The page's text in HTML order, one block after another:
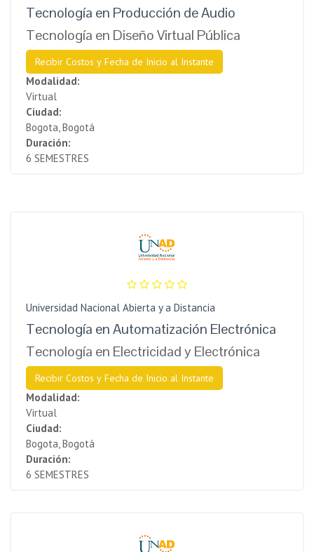
Tecnología en Producción de Audio
Tecnología en Diseño Virtual Pública
Recibir Costos y Fecha de Inicio al Instante
Modalidad:
Virtual
Ciudad:
Bogota, Bogotá
Duración:
6 SEMESTRES
Universidad Nacional Abierta y a Distancia
Tecnología en Automatización Electrónica
Tecnología en Electricidad y Electrónica
Recibir Costos y Fecha de Inicio al Instante
Modalidad:
Virtual
Ciudad:
Bogota, Bogotá
Duración:
6 SEMESTRES